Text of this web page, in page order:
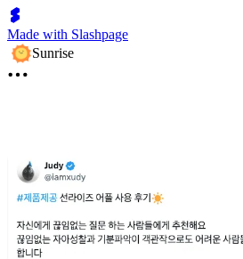
Made with Slashpage
Sunrise